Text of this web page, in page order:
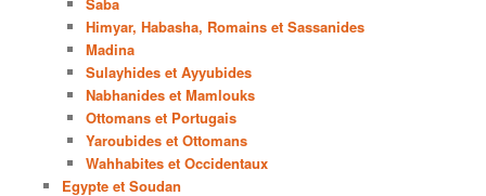
Himyar, Habasha, Romains et Sassanides
Madina
Sulayhides et Ayyubides
Nabhanides et Mamlouks
Ottomans et Portugais
Yaroubides et Ottomans
Wahhabites et Occidentaux
Egypte et Soudan